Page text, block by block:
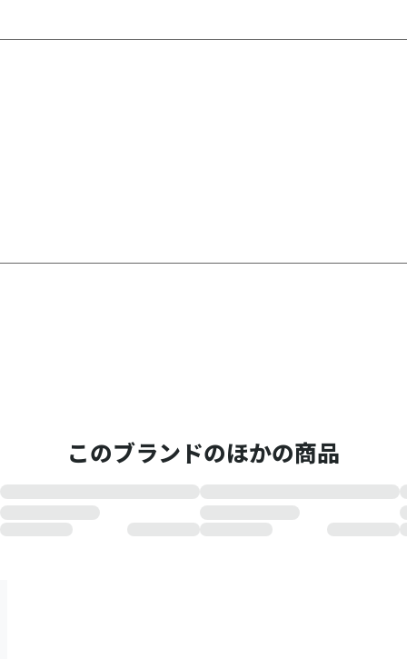
このブランドのほかの商品